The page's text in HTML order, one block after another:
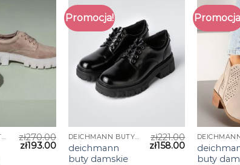
DEICHMANN BUTY DAMSKIE zł270.00
zł193.00
Promocja!
DEICHMANN BUTY DAMSKIE
deichmann
buty damskie
zł221.00
zł158.00
buty